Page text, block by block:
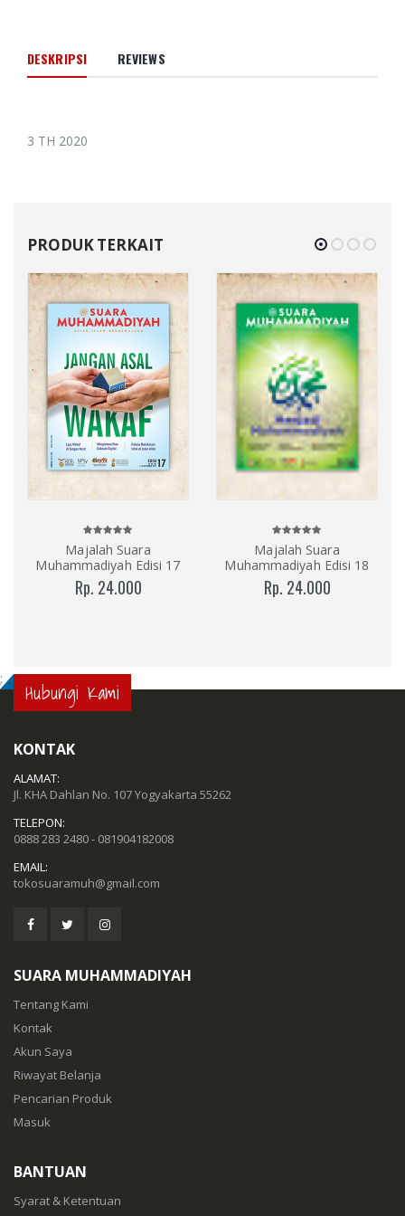
DESKRIPSI REVIEWS
3 TH 2020
PRODUK TERKAIT
Majalah Suara
Muhammadiyah Edisi 17
Rp. 24.000
Majalah Suara
Muhammadiyah Edisi 18
Rp. 24.000
; Hubungi Kami
KONTAK
ALAMAT:
Jl. KHA Dahlan No. 107 Yogyakarta 55262
TELEPON:
0888 283 2480 - 081904182008
EMAIL:
tokosuaramuh@gmail.com
SUARA MUHAMMADIYAH
Tentang Kami
Kontak
Akun Saya
Riwayat Belanja
Pencarian Produk
Masuk
BANTUAN
Syarat & Ketentuan